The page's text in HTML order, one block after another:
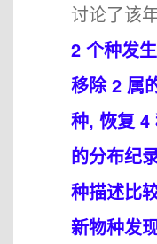
讨论了该
2 个种发
移除 2 属
种, 恢复 4
的分布纪
种描述比
新物种发